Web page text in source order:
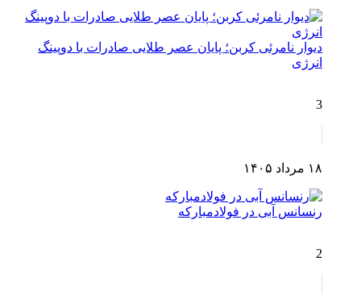
دیوار نامرئی کربن؛ پایان عصر طلایی صادرات با دوپینگ
انرژی
3
۱۸ مرداد ۱۴۰۵
رنسانس آبی در فولادمبارکه
2